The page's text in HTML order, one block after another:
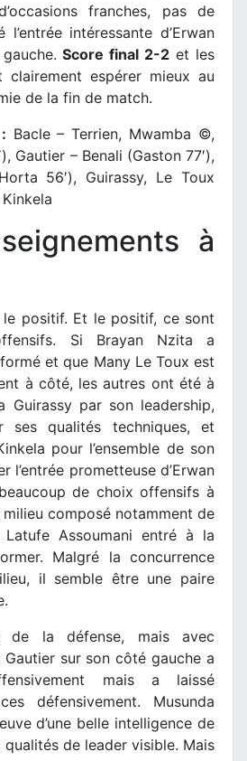
franches, pas de
intéressante d’Erwan
Score final 2-2 et les
clairement espérer mieux au
de la fin de match.
Bacle – Terrien, Mwamba ©,
Gautier – Benali (Gaston 77′),
56′), Guirassy, Le Toux
à
le positif. Et le positif, ce sont
Si Brayan Nzita a
et que Many Le Toux est
à côté, les autres ont été à
Guirassy par son leadership,
ses qualités techniques, et
pour l’ensemble de son
l’entrée prometteuse d’Erwan
de choix offensifs à
milieu composé notamment de
Latufe Assoumani entré à la
Malgré la concurrence
il semble être une paire
de la défense, mais avec
Gautier sur son côté gauche a
mais a laissé
défensivement. Musunda
d’une belle intelligence de
de leader visible. Mais